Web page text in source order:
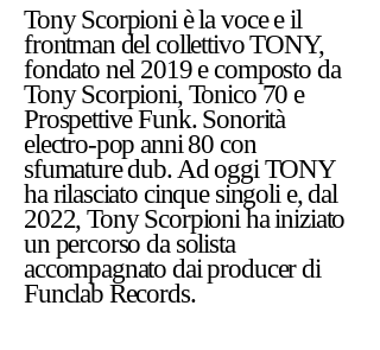
Tony Scorpioni è la voce e il
frontman del collettivo TONY,
fondato nel 2019 e composto da
Tony Scorpioni, Tonico 70 e
Prospettive Funk. Sonorità
electro-pop anni 80 con
sfumature dub. Ad oggi TONY
ha rilasciato cinque singoli e, dal
2022, Tony Scorpioni ha iniziato
un percorso da solista
accompagnato dai producer di
Funclab Records.